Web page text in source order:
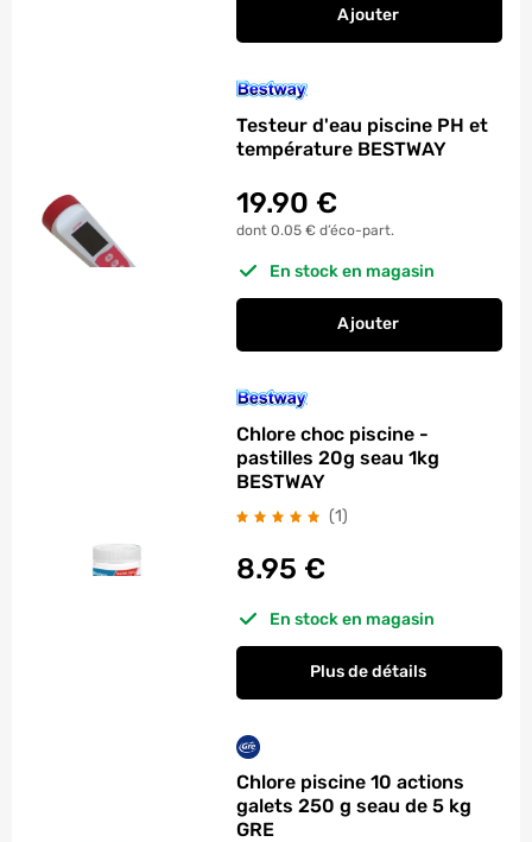
Ajouter
Chlore lent piscine
Testeur d'eau piscine PH et
température BESTWAY
19.90 €
dont 0.05 € d’éco-part.
En stock en magasin
Ajouter
Testeur d'eau
Chlore choc piscine -
pastilles 20g seau 1kg
BESTWAY
(1)
8.95 €
En stock en magasin
Plus de détails
Chlore piscine 10 actions
galets 250 g seau de 5 kg
GRE